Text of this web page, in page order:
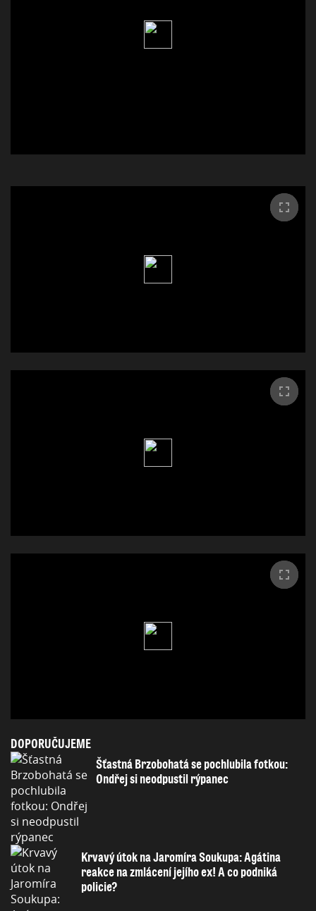
DOPORUČUJEME
Šťastná Brzobohatá se pochlubila fotkou:
Ondřej si neodpustil rýpanec
Krvavý útok na Jaromíra Soukupa: Agátina
reakce na zmlácení jejího ex! A co podniká
policie?